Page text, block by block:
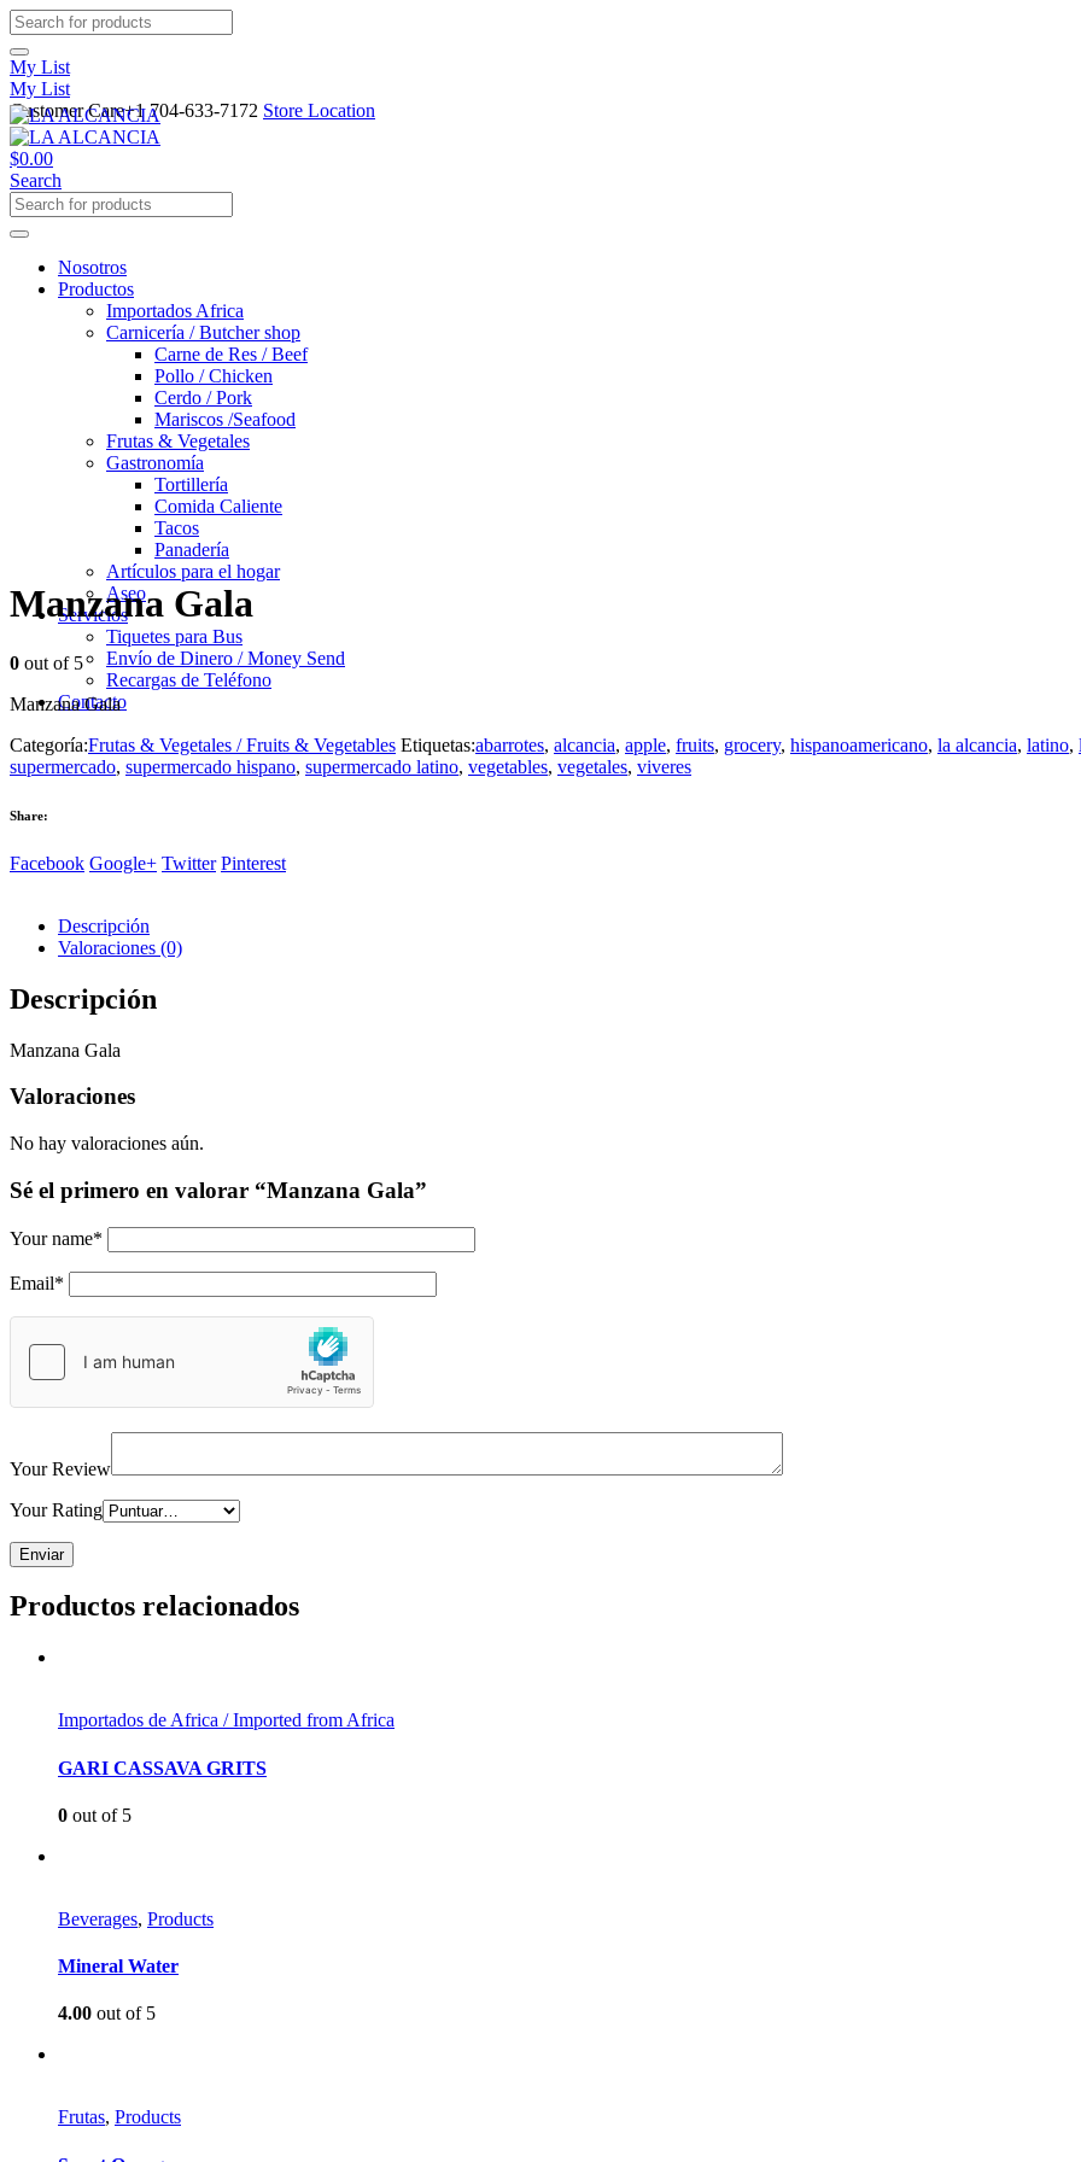
My List
My List
Customer Care+1 704-633-7172 Store Location
$0.00
Search
Nosotros
Productos
Importados Africa
Carnicería / Butcher shop
Carne de Res / Beef
Pollo / Chicken
Cerdo / Pork
Mariscos /Seafood
Frutas & Vegetales
Gastronomía
Tortillería
Comida Caliente
Tacos
Panadería
Artículos para el hogar
Aseo
Servicios
Tiquetes para Bus
Envío de Dinero / Money Send
Recargas de Teléfono
Contacto
Manzana Gala
0 out of 5
Manzana Gala
Categoría:Frutas & Vegetales / Fruits & Vegetables Etiquetas:abarrotes, alcancia, apple, fruits, grocery, hispanoamericano, la alcancia, latino,
supermercado, supermercado hispano, supermercado latino, vegetables, vegetales, viveres
Share:
Facebook Google+ Twitter Pinterest
Descripción
Valoraciones (0)
Descripción
Manzana Gala
Valoraciones
No hay valoraciones aún.
Sé el primero en valorar “Manzana Gala”
Your name*
Email*
Your Review
Your Rating
Productos relacionados
Importados de Africa / Imported from Africa
GARI CASSAVA GRITS
0 out of 5
Beverages, Products
Mineral Water
4.00 out of 5
Frutas, Products